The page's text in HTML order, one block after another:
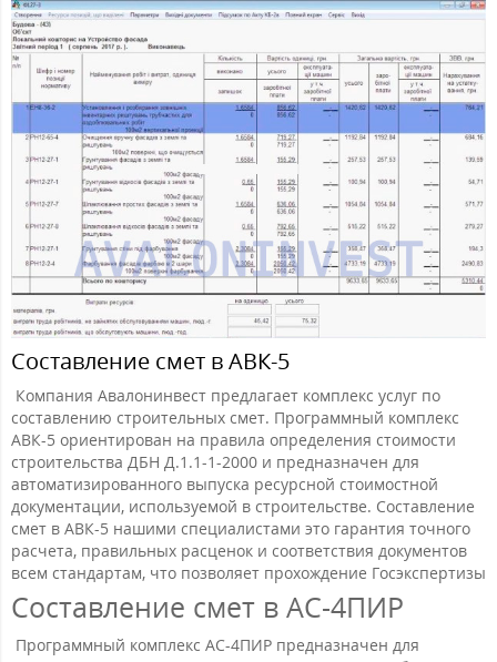
Составление смет в АВК-5
Компания Авалонинвест предлагает комплекс услуг по
составлению строительных смет. Программный комплекс
АВК-5 ориентирован на правила определения стоимости
строительства ДБН Д.1.1-1-2000 и предназначен для
автоматизированного выпуска ресурсной стоимостной
документации, используемой в строительстве. Составление
смет в АВК-5 нашими специалистами это гарантия точного
расчета, правильных расценок и соответствия документов
всем стандартам, что позволяет прохождение Госэкспертизы
Составление смет в АС-4ПИР
Программный комплекс АС-4ПИР предназначен для